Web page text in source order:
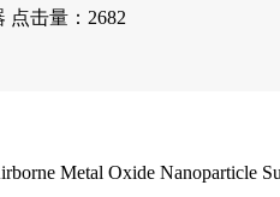
点击量：2682
Metal Oxide Nanoparticle